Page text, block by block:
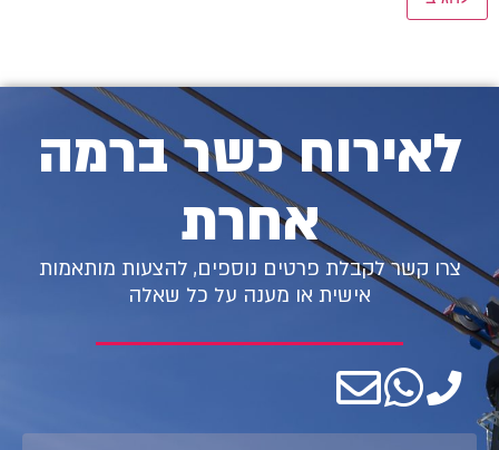
לאירוח כשר ברמה
אחרת
צרו קשר לקבלת פרטים נוספים, להצעות מותאמות
אישית או מענה על כל שאלה